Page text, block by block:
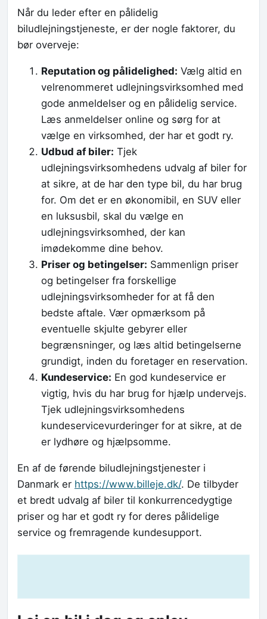
Når du leder efter en pålidelig
biludlejningstjeneste, er der nogle faktorer, du
bør overveje:
Reputation og pålidelighed: Vælg altid en
velrenommeret udlejningsvirksomhed med
gode anmeldelser og en pålidelig service.
Læs anmeldelser online og sørg for at
vælge en virksomhed, der har et godt ry.
Udbud af biler: Tjek
udlejningsvirksomhedens udvalg af biler for
at sikre, at de har den type bil, du har brug
for. Om det er en økonomibil, en SUV eller
en luksusbil, skal du vælge en
udlejningsvirksomhed, der kan
imødekomme dine behov.
Priser og betingelser: Sammenlign priser
og betingelser fra forskellige
udlejningsvirksomheder for at få den
bedste aftale. Vær opmærksom på
eventuelle skjulte gebyrer eller
begrænsninger, og læs altid betingelserne
grundigt, inden du foretager en reservation.
Kundeservice: En god kundeservice er
vigtig, hvis du har brug for hjælp undervejs.
Tjek udlejningsvirksomhedens
kundeservicevurderinger for at sikre, at de
er lydhøre og hjælpsomme.
En af de førende biludlejningstjenester i
Danmark er https://www.billeje.dk/. De tilbyder
et bredt udvalg af biler til konkurrencedygtige
priser og har et godt ry for deres pålidelige
service og fremragende kundesupport.